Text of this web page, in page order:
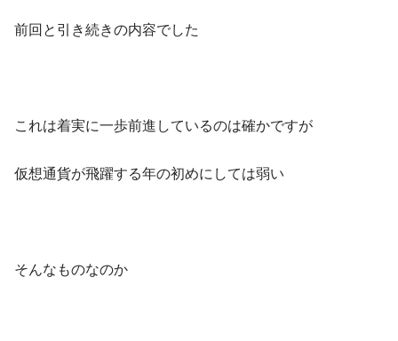
前回と引き続きの内容でした
これは着実に一歩前進しているのは確かですが
仮想通貨が飛躍する年の初めにしては弱い
そんなものなのか